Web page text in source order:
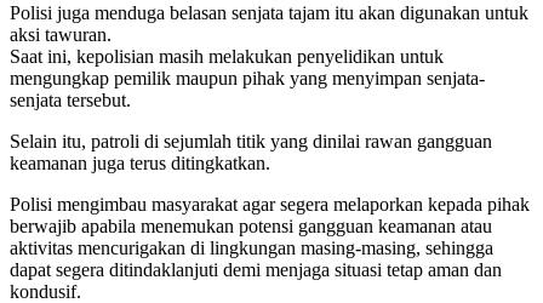
Polisi juga menduga belasan senjata tajam itu akan digunakan untuk
aksi tawuran.
Saat ini, kepolisian masih melakukan penyelidikan untuk
mengungkap pemilik maupun pihak yang menyimpan senjata-
senjata tersebut.
Selain itu, patroli di sejumlah titik yang dinilai rawan gangguan
keamanan juga terus ditingkatkan.
Polisi mengimbau masyarakat agar segera melaporkan kepada pihak
berwajib apabila menemukan potensi gangguan keamanan atau
aktivitas mencurigakan di lingkungan masing-masing, sehingga
dapat segera ditindaklanjuti demi menjaga situasi tetap aman dan
kondusif.